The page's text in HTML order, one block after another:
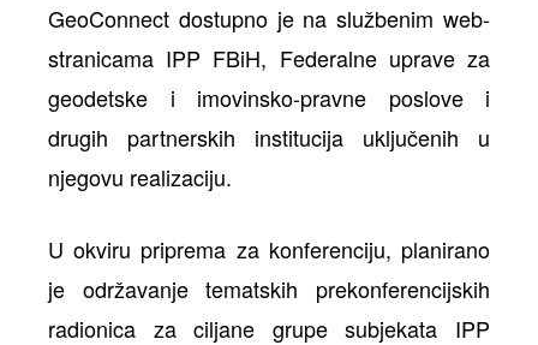
GeoConnect dostupno je na službenim web-
stranicama IPP FBiH, Federalne uprave za
geodetske i imovinsko-pravne poslove i
drugih partnerskih institucija uključenih u
njegovu realizaciju.
U okviru priprema za konferenciju, planirano
je održavanje tematskih prekonferencijskih
radionica za ciljane grupe subjekata IPP